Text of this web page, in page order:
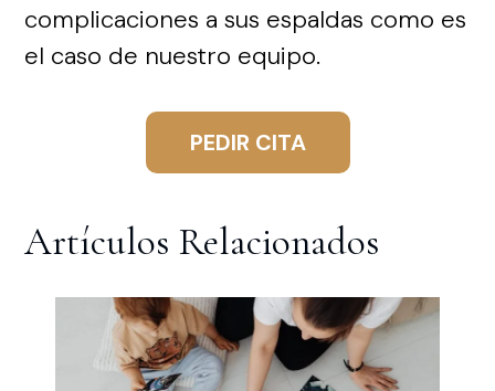
complicaciones a sus espaldas como es
el caso de nuestro equipo.
PEDIR CITA
Artículos Relacionados